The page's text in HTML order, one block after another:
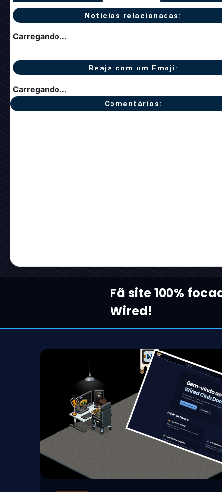
Notícias relacionadas:
Carregando...
Reaja com um Emoji:
Carregando...
Comentários:
Fã site 100%
Wired!